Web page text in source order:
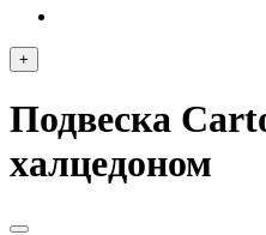
+
Подвеска
халцедоном